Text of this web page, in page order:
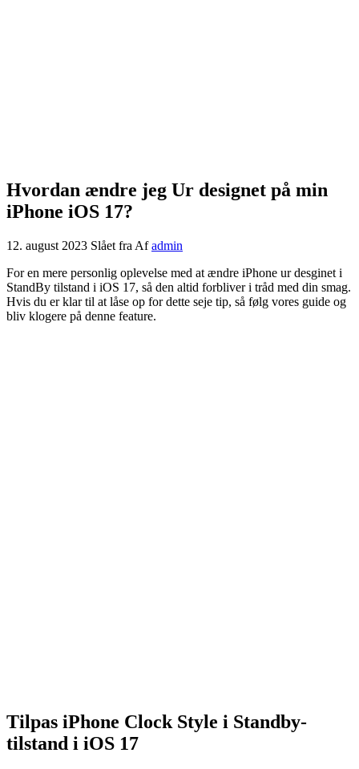
Hvordan ændre jeg Ur designet på min
iPhone iOS 17?
12. august 2023 Slået fra Af admin
For en mere personlig oplevelse med at ændre iPhone ur desginet i
StandBy tilstand i iOS 17, så den altid forbliver i tråd med din smag.
Hvis du er klar til at låse op for dette seje tip, så følg vores guide og
bliv klogere på denne feature.
Tilpas iPhone Clock Style i Standby-
tilstand i iOS 17